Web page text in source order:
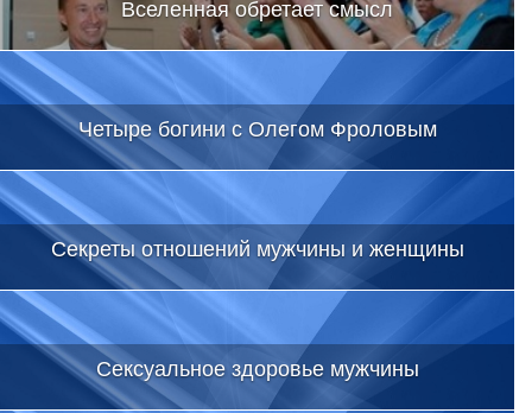
Вселенная обретает смысл
Четыре богини с Олегом Фроловым
Секреты отношений мужчины и женщины
Сексуальное здоровье мужчины